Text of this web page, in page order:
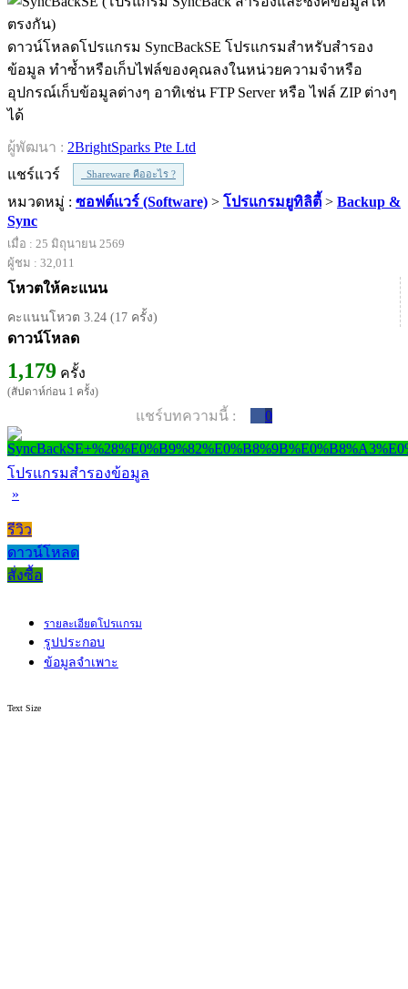
ดาวน์โหลดโปรแกรม SyncBackSE โปรแกรมสำหรับสำรอง
ข้อมูล ทำซ้ำหรือเก็บไฟล์ของคุณลงในหน่วยความจำหรือ
อุปกรณ์เก็บข้อมูลต่างๆ อาทิเช่น FTP Server หรือ ไฟล์ ZIP ต่างๆ
ได้
ผู้พัฒนา : 2BrightSparks Pte Ltd
แชร์แวร์
Shareware คืออะไร ?
หมวดหมู่ : ซอฟต์แวร์ (Software) > โปรแกรมยูทิลิตี้ > Backup &
Sync
เมื่อ : 25 มิถุนายน 2569
ผู้ชม : 32,011
โหวตให้คะแนน
คะแนนโหวต 3.24 (17 ครั้ง)
ดาวน์โหลด
1,179 ครั้ง
(สัปดาห์ก่อน 1 ครั้ง)
แชร์บทความนี้ : 0
โปรแกรมสำรองข้อมูล
»
รีวิว
ดาวน์โหลด
สั่งซื้อ
รายละเอียดโปรแกรม
รูปประกอบ
ข้อมูลจำเพาะ
Text Size